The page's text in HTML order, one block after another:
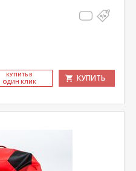
КУ­ПИТЬ В
ОДИН КЛИК
КУПИТЬ